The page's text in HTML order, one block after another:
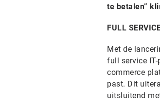
te betalen”
FULL
Met de
full service IT-
commerce
past. Dit
uitsluitend